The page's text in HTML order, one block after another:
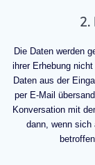
2.
Die Daten werden
ihrer Erhebung
Daten aus der
per E-Mail
Konversation mit
dann, wenn sich